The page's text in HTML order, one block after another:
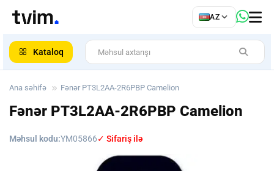
AZ
Kataloq
Ana səhifə Fənər PT3L2AA-2R6PBP Camelion
Fənər PT3L2AA-2R6PBP Camelion
Məhsul kodu:YM05866✓ Sifariş ilə